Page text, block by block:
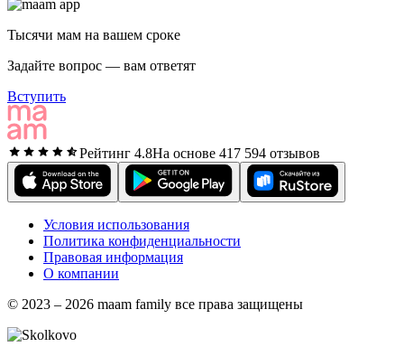
Тысячи мам на вашем сроке
Задайте вопрос — вам ответят
Вступить
Рейтинг 4.8На основе 417 594 отзывов
Условия использования
Политика конфиденциальности
Правовая информация
О компании
© 2023 – 2026 maam family все права защищены